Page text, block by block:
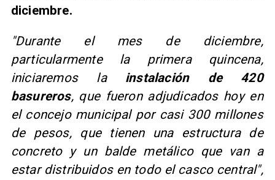
diciembre.
"Durante el mes de diciembre,
particularmente la primera quincena,
iniciaremos la instalación de 420
basureros, que fueron adjudicados hoy en
el concejo municipal por casi 300 millones
de pesos, que tienen una estructura de
concreto y un balde metálico que van a
estar distribuidos en todo el casco central",